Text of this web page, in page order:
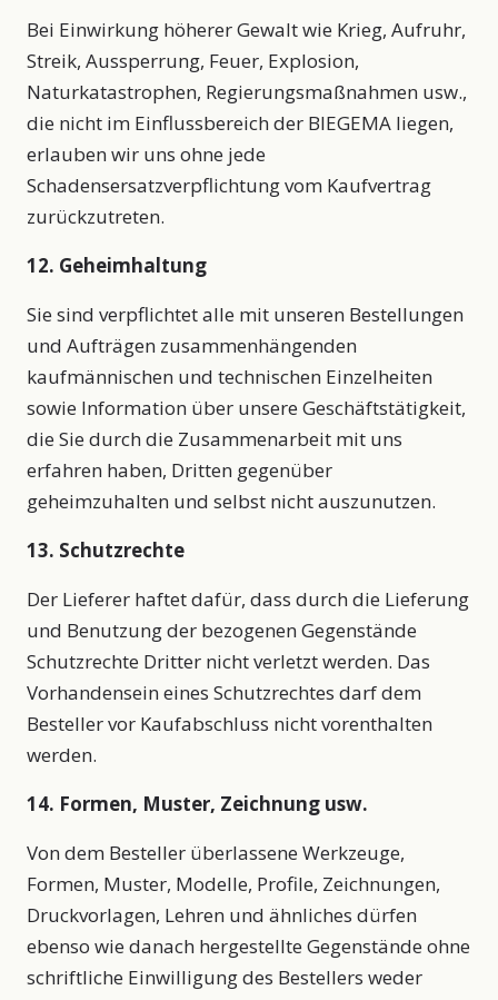
Bei Einwirkung höherer Gewalt wie Krieg, Aufruhr,
Streik, Aussperrung, Feuer, Explosion,
Naturkatastrophen, Regierungsmaßnahmen usw.,
die nicht im Einflussbereich der BIEGEMA liegen,
erlauben wir uns ohne jede
Schadensersatzverpflichtung vom Kaufvertrag
zurückzutreten.
12. Geheimhaltung
Sie sind verpflichtet alle mit unseren Bestellungen
und Aufträgen zusammenhängenden
kaufmännischen und technischen Einzelheiten
sowie Information über unsere Geschäftstätigkeit,
die Sie durch die Zusammenarbeit mit uns
erfahren haben, Dritten gegenüber
geheimzuhalten und selbst nicht auszunutzen.
13. Schutzrechte
Der Lieferer haftet dafür, dass durch die Lieferung
und Benutzung der bezogenen Gegenstände
Schutzrechte Dritter nicht verletzt werden. Das
Vorhandensein eines Schutzrechtes darf dem
Besteller vor Kaufabschluss nicht vorenthalten
werden.
14. Formen, Muster, Zeichnung usw.
Von dem Besteller überlassene Werkzeuge,
Formen, Muster, Modelle, Profile, Zeichnungen,
Druckvorlagen, Lehren und ähnliches dürfen
ebenso wie danach hergestellte Gegenstände ohne
schriftliche Einwilligung des Bestellers weder